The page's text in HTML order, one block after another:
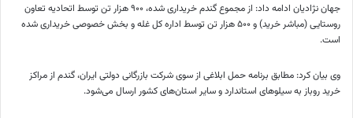
جهان نژادیان ادامه داد: از مجموع گندم خریداری شده، ۹۰۰ هزار تن توسط اتحادیه تعاون
روستایی (مباشر خرید) و ۵۰۰ هزار تن توسط اداره کل غله و بخش خصوصی خریداری شده
است.
وی بیان کرد: مطابق برنامه حمل ابلاغی از سوی شرکت بازرگانی دولتی ایران، گندم از مراکز
خرید روباز به سیلوهای استاندارد و سایر استان‌های کشور ارسال می‌شود.